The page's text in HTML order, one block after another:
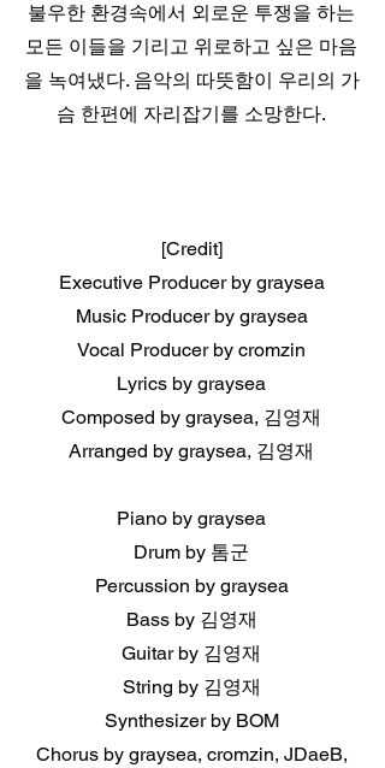
불우한 환경속에서 외로운 투쟁을 하는
모든 이들을 기리고 위로하고 싶은 마음
을 녹여냈다. 음악의 따뜻함이 우리의 가
슴 한편에 자리잡기를 소망한다.
[Credit]
Executive Producer by graysea
Music Producer by graysea
Vocal Producer by cromzin
Lyrics by graysea
Composed by graysea, 김영재
Arranged by graysea, 김영재
Piano by graysea
Drum by 톰군
Percussion by graysea
Bass by 김영재
Guitar by 김영재
String by 김영재
Synthesizer by BOM
Chorus by graysea, cromzin, JDaeB,